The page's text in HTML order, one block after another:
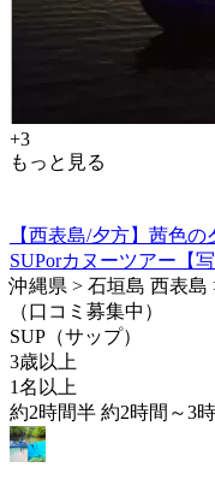
+3
もっと見る
【西表島/夕方】茜色
SUPorカヌーツアー【
沖縄県 > 石垣島 西表島
（口コミ募集中）
SUP（サップ）
3歳以上
1名以上
約2時間半 約2時間～3